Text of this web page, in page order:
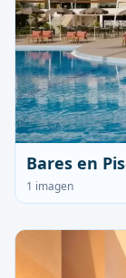
Bares en
1 imagen